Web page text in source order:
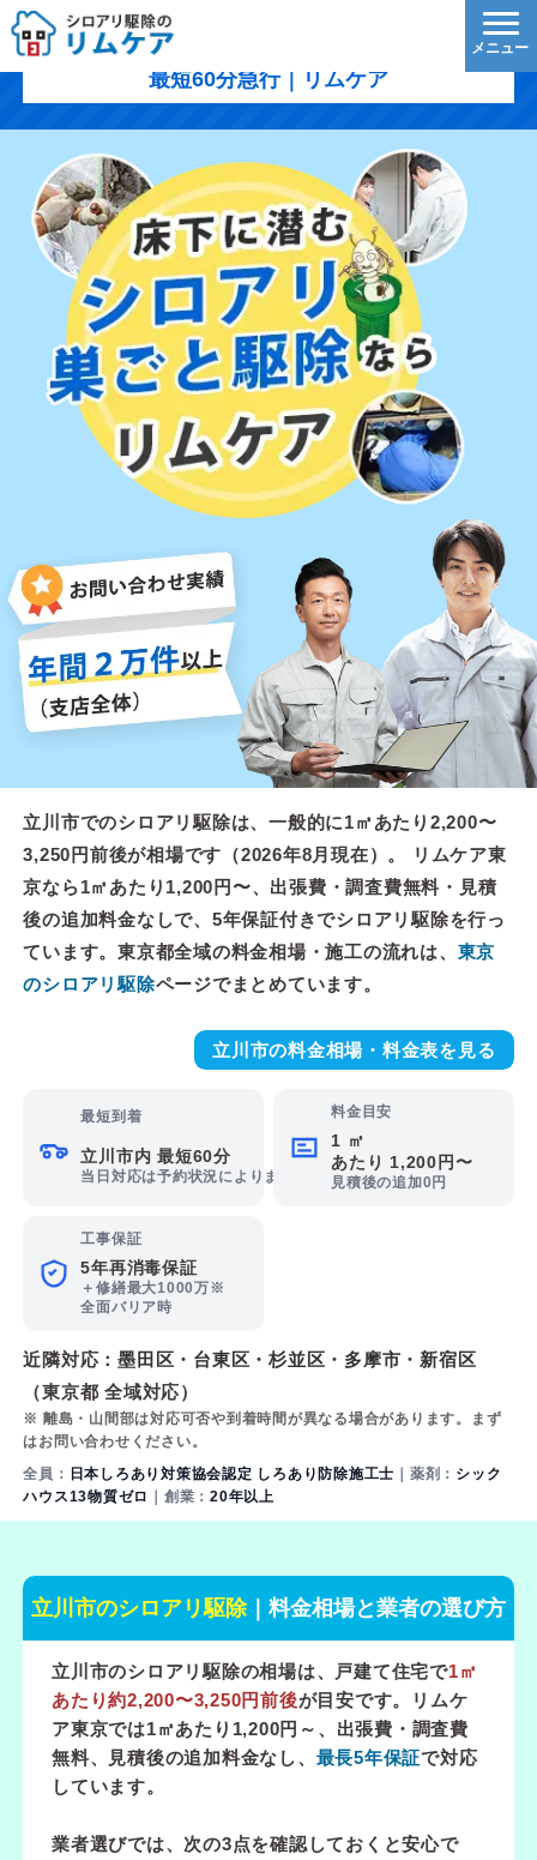
立川市のシロアリ駆除｜1,200円/㎡〜・5年保証・
最短60分急行｜リムケア
立川市でのシロアリ駆除は、一般的に1㎡あたり2,200〜
3,250円前後が相場です（2026年8月現在）。 リムケア東
京なら1㎡あたり1,200円〜、出張費・調査費無料・見積
後の追加料金なしで、5年保証付きでシロアリ駆除を行っ
ています。東京都全域の料金相場・施工の流れは、 東京
のシロアリ駆除ページでまとめています。
立川市の料金相場・料金表を見る
最短到着
立川市内 最短60分
当日対応は予約状況によります
料金目安
1 ㎡
あたり 1,200円〜
見積後の追加0円
工事保証
5年再消毒保証
＋修繕最大1000万※
全面バリア時
近隣対応：墨田区 ・ 台東区 ・杉並区 ・ 多摩市 ・ 新宿区
（東京都 全域対応）
※ 離島・山間部は対応可否や到着時間が異なる場合があります。まず
はお問い合わせください。
全員： 日本しろあり対策協会認定 しろあり防除施工士 ｜薬剤： シック
ハウス13物質ゼロ ｜創業：20年以上
立川市のシロアリ駆除｜料金相場と業者の選び方
立川市のシロアリ駆除の相場は、戸建て住宅で1㎡
あたり約2,200〜3,250円前後が目安です。リムケ
ア東京では1㎡あたり1,200円～ 、出張費・調査費
無料、見積後の追加料金なし、 最長5年保証で対応
しています。
業者選びでは、次の3点を確認しておくと安心で